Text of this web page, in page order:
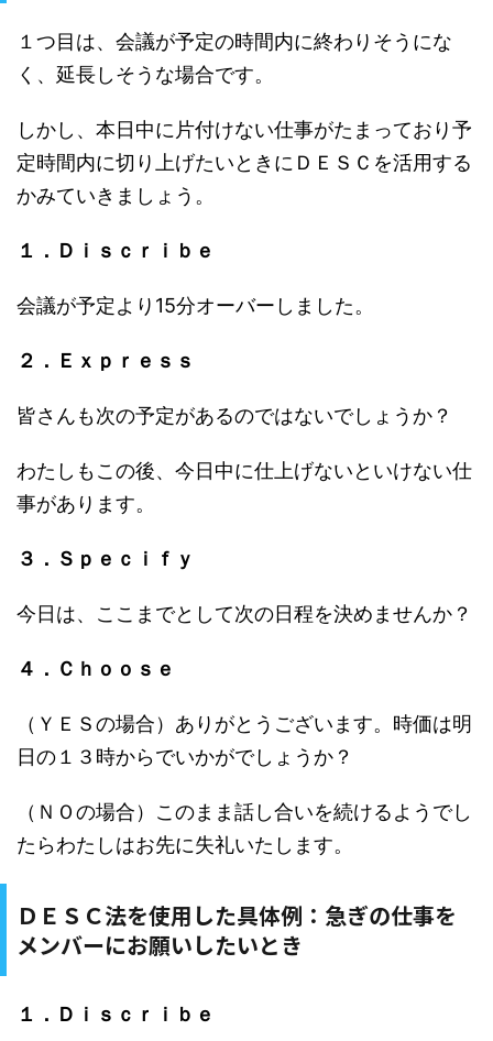
１つ目は、会議が予定の時間内に終わりそうにな
く、延長しそうな場合です。
しかし、本日中に片付けない仕事がたまっており予
定時間内に切り上げたいときにＤＥＳＣを活用する
かみていきましょう。
１．Ｄｉｓｃｒｉｂｅ
会議が予定より15分オーバーしました。
２．Ｅｘｐｒｅｓｓ
皆さんも次の予定があるのではないでしょうか？
わたしもこの後、今日中に仕上げないといけない仕
事があります。
３．Ｓｐｅｃｉｆｙ
今日は、ここまでとして次の日程を決めませんか？
４．Ｃｈｏｏｓｅ
（ＹＥＳの場合）ありがとうございます。時価は明
日の１３時からでいかがでしょうか？
（ＮＯの場合）このまま話し合いを続けるようでし
たらわたしはお先に失礼いたします。
ＤＥＳＣ法を使用した具体例：急ぎの仕事を
メンバーにお願いしたいとき
１．Ｄｉｓｃｒｉｂｅ